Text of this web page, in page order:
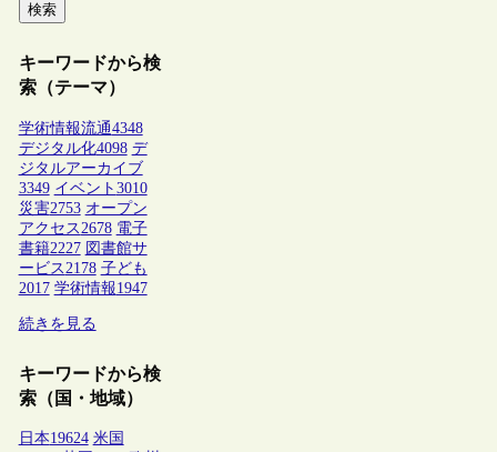
検索
キーワードから検
索（テーマ）
学術情報流通4348
デジタル化4098 デ
ジタルアーカイブ
3349 イベント 3010
災害2753 オープン
アクセス 2678 電子
書籍2227 図書館サ
ービス 2178 子ども
2017 学術情報1947
続きを見る
キーワードから検
索（国・地域）
日本19624 米国